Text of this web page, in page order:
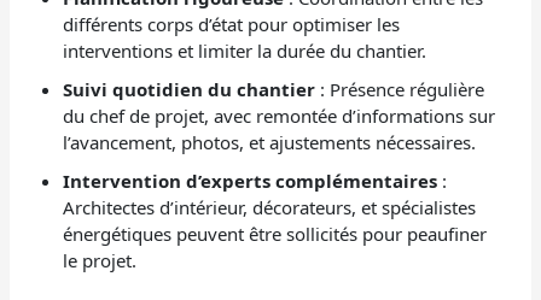
différents corps d’état pour optimiser les
interventions et limiter la durée du chantier.
Suivi quotidien du chantier : Présence régulière
du chef de projet, avec remontée d’informations sur
l’avancement, photos, et ajustements nécessaires.
Intervention d’experts complémentaires :
Architectes d’intérieur, décorateurs, et spécialistes
énergétiques peuvent être sollicités pour peaufiner
le projet.